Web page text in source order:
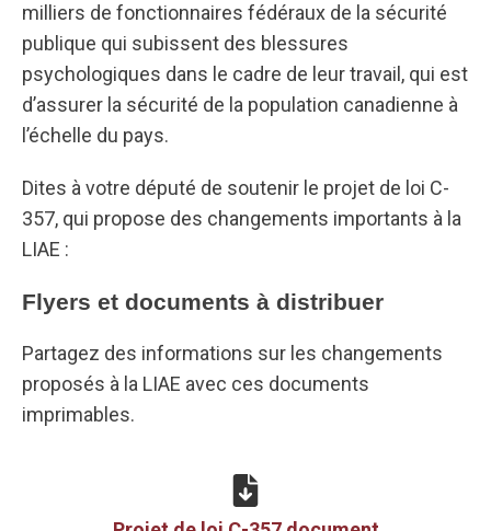
milliers de fonctionnaires fédéraux de la sécurité
publique qui subissent des blessures
psychologiques dans le cadre de leur travail, qui est
d’assurer la sécurité de la population canadienne à
l’échelle du pays.
Dites à votre député de soutenir le projet de loi C-
357, qui propose des changements importants à la
LIAE :
Flyers et documents à distribuer
Partagez des informations sur les changements
proposés à la LIAE avec ces documents
imprimables.